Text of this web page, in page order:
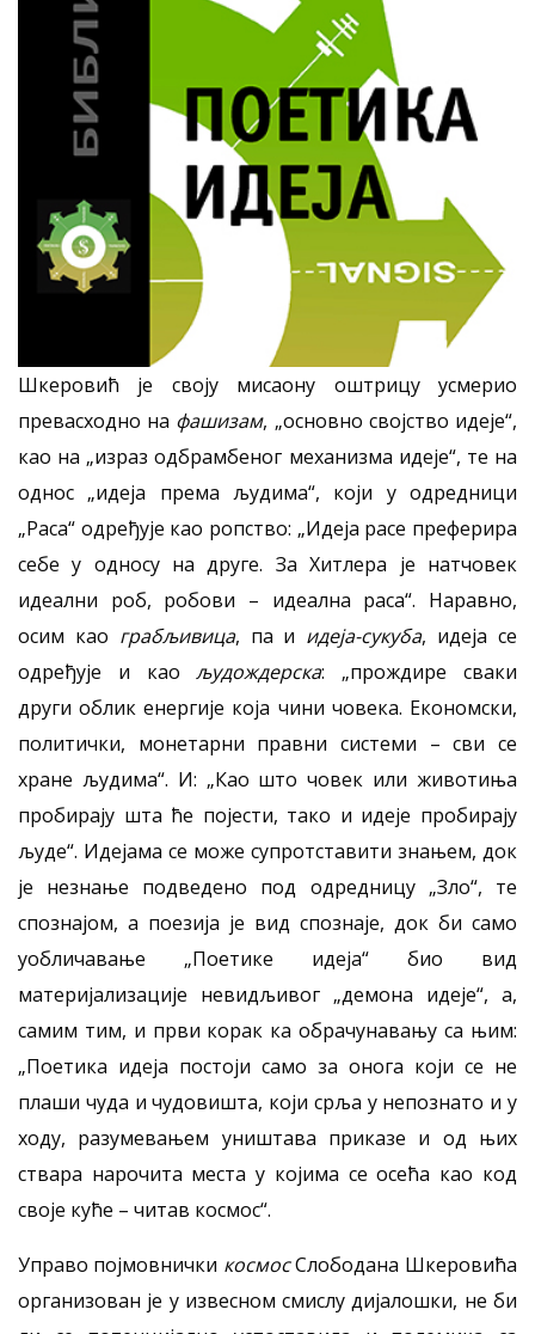
Шкеровић је своју мисаону оштрицу усмерио
превасходно на фашизам, „основно својство идеје“,
као на „израз одбрамбеног механизма идеје“, те на
однос „идеја према људима“, који у одредници
„Раса“ одређује као ропство: „Идеја расе преферира
себе у односу на друге. За Хитлера је натчовек
идеални роб, робови – идеална раса“. Наравно,
осим као грабљивица, па и идеја-сукуба, идеја се
одређује и каољудождерска: „прождире сваки
други облик енергије која чини човека. Економски,
политички, монетарни правни системи – сви се
хране људима“. И: „Као што човек или животиња
пробирају шта ће појести, тако и идеје пробирају
људе“. Идејама се може супротставити знањем, док
је незнање подведено под одредницу „Зло“, те
спознајом, а поезија је вид спознаје, док би само
уобличавање „Поетике идеја“ био вид
материјализације невидљивог „демона идеје“, а,
самим тим, и први корак ка обрачунавању са њим:
„Поетика идеја постоји само за онога који се не
плаши чуда и чудовишта, који срља у непознато и у
ходу, разумевањем уништава приказе и од њих
ствара нарочита места у којима се осећа као код
своје куће – читав космос“.
Управо појмовнички космосСлободана Шкеровића
организован је у извесном смислу дијалошки, не би